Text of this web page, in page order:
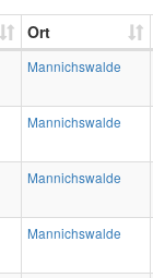
Ort
Mannichswalde
Mannichswalde
Mannichswalde
Mannichswalde